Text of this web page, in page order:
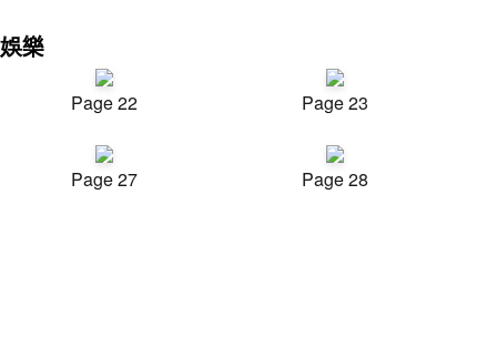
娛樂
Page 22 Page 23
Page 27 Page 28